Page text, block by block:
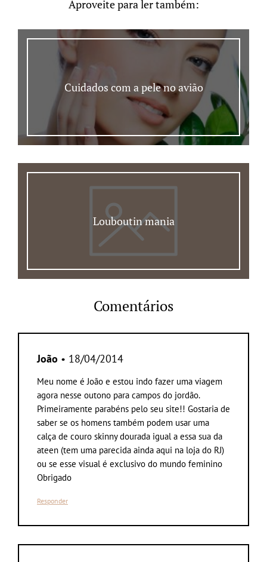
Aproveite para ler também:
Cuidados com a pele no avião
Louboutin mania
Comentários
João • 18/04/2014
Meu nome é João e estou indo fazer uma viagem
agora nesse outono para campos do jordão.
Primeiramente parabéns pelo seu site!! Gostaria de
saber se os homens também podem usar uma
calça de couro skinny dourada igual a essa sua da
ateen (tem uma parecida ainda aqui na loja do RJ)
ou se esse visual é exclusivo do mundo feminino
Obrigado
Responder